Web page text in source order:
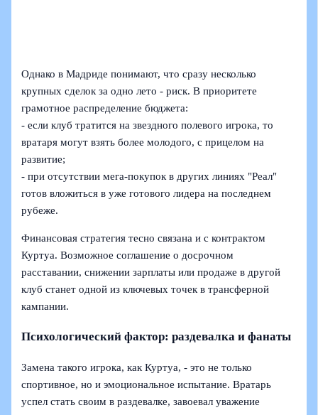
Однако в Мадриде понимают, что сразу несколько
крупных сделок за одно лето - риск. В приоритете
грамотное распределение бюджета:
- если клуб тратится на звездного полевого игрока, то
вратаря могут взять более молодого, с прицелом на
развитие;
- при отсутствии мега-покупок в других линиях "Реал"
готов вложиться в уже готового лидера на последнем
рубеже.
Финансовая стратегия тесно связана и с контрактом
Куртуа. Возможное соглашение о досрочном
расставании, снижении зарплаты или продаже в другой
клуб станет одной из ключевых точек в трансферной
кампании.
Психологический фактор: раздевалка и фанаты
Замена такого игрока, как Куртуа, - это не только
спортивное, но и эмоциональное испытание. Вратарь
успел стать своим в раздевалке, завоевал уважение